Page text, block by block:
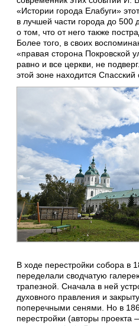
«Истории города Елабуги»
в лучшей части города до 500
о том, что от него также
Более того, в своих
«правая сторона Покровской
равно и все церкви, не
этой зоне находится Спасский
В ходе перестройки собора в
переделали сводчатую
трапезной. Сначала в ней
духовного правления и
поперечными сенями. Но в
перестройки (авторы проекта